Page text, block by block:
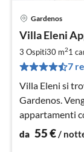
Gardenos
Villa Eleni
3 Ospiti30 m21
7
Villa Eleni si
Gardenos.
appartamenti
persone
da 55€/